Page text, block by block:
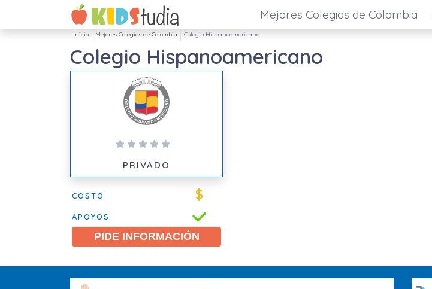
Mejores Colegios de Colombia
Inicio Mejores Colegios de Colombia Colegio Hispanoamericano
Colegio Hispanoamericano
PRIVADO
COSTO $
APOYOS
PIDE INFORMACIÓN